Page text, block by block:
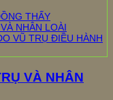
THẤY
NHÂN LOÀI
VŨ TRỤ ĐIỀU HÀNH
VÀ NHÂN